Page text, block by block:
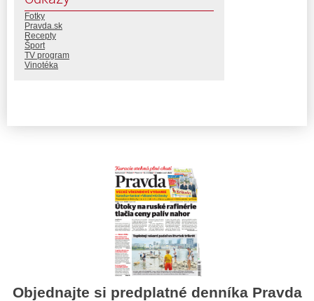
Fotky
Pravda.sk
Recepty
Šport
TV program
Vinotéka
Objednajte si predplatné denníka Pravda